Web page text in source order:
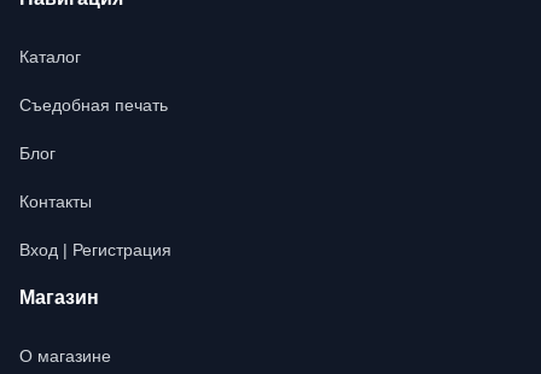
Каталог
Съедобная печать
Блог
Контакты
Вход | Регистрация
Магазин
О магазине